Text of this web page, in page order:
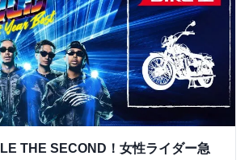
THE SECOND！女性ライダー急